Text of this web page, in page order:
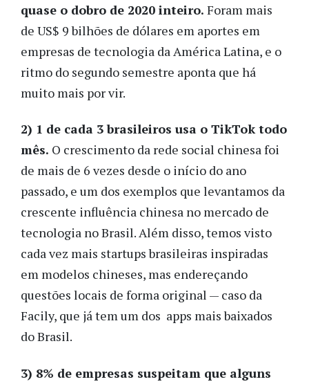
quase o dobro de 2020 inteiro. Foram mais
de US$ 9 bilhões de dólares em aportes em
empresas de tecnologia da América Latina, e o
ritmo do segundo semestre aponta que há
muito mais por vir.
2) 1 de cada 3 brasileiros usa o TikTok todo
mês. O crescimento da rede social chinesa foi
de mais de 6 vezes desde o início do ano
passado, e um dos exemplos que levantamos da
crescente influência chinesa no mercado de
tecnologia no Brasil. Além disso, temos visto
cada vez mais startups brasileiras inspiradas
em modelos chineses, mas endereçando
questões locais de forma original — caso da
Facily, que já tem um dos apps mais baixados
do Brasil.
3) 8% de empresas suspeitam que alguns